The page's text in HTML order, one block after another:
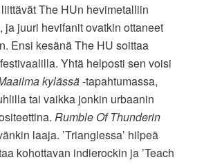
The HUn hevimetalliin
ja juuri hevifanit ovatkin ottaneet
Ensi kesänä The HU soittaa
Yhtä helposti sen voisi
kylässä-tapahtumassa,
tai vaikka jonkin urbaanin
Rumble Of Thunderin
laaja. ’Trianglessa’ hilpeä
kohottavan indierockin ja ’Teach